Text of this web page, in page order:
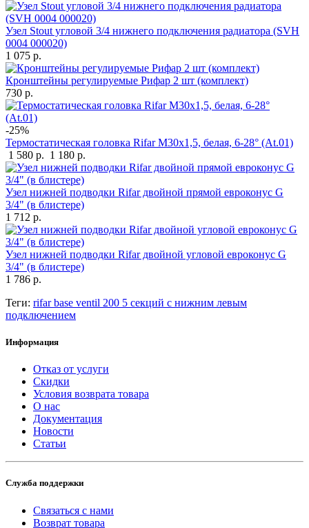
Узел Stout угловой 3/4 нижнего подключения радиатора (SVH
0004 000020)
1 075 р.
Кронштейны регулируемые Рифар 2 шт (комплект)
730 р.
-25%
Термостатическая головка Rifar М30х1,5, белая, 6-28° (At.01)
1 580 р. 1 180 р.
Узел нижней подводки Rifar двойной прямой евроконус G
3/4" (в блистере)
1 712 р.
Узел нижней подводки Rifar двойной угловой евроконус G
3/4" (в блистере)
1 786 р.
Теги: rifar base ventil 200 5 секций с нижним левым
подключением
Информация
Отказ от услуги
Скидки
Условия возврата товара
О нас
Документация
Новости
Статьи
Служба поддержки
Связаться с нами
Возврат товара